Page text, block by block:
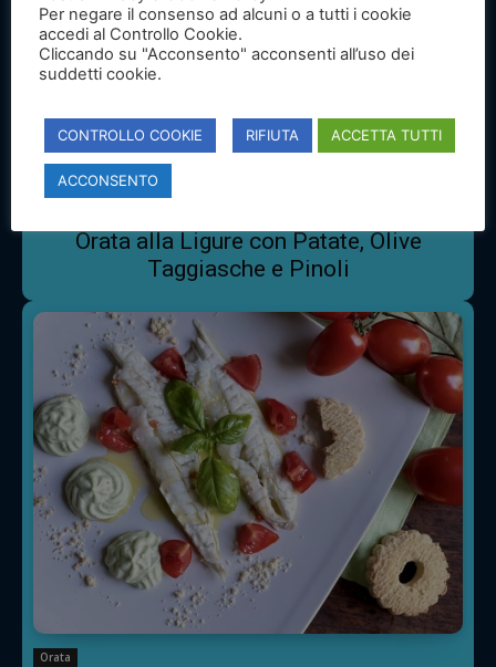
Orata alla Ligure con Patate, Olive
Taggiasche e Pinoli
Orata
Per negare il consenso ad alcuni o a tutti i cookie
accedi al Controllo Cookie.
Cliccando su "Acconsento" acconsenti all’uso dei
suddetti cookie.
CONTROLLO COOKIE RIFIUTA ACCETTA TUTTI
ACCONSENTO